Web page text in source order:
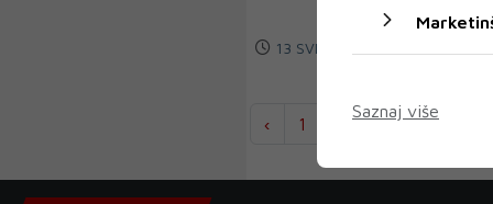
13 SVI 2020
‹ 1 ... 304
Saznaj više